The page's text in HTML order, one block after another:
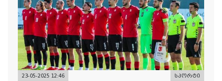
23-05-2025 12:46 სპორტი